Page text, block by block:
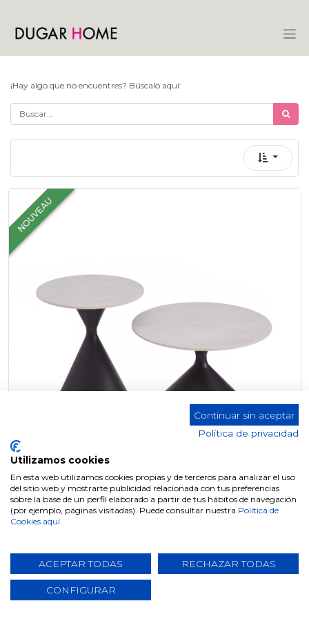
¡Hay algo que no encuentres? Búscalo aquí:
NOUVEAU
MESA AUXILIAR CT-312
NOUVEAU
Continuar sin aceptar
Política de privacidad
Utilizamos cookies
En esta web utilizamos cookies propias y de terceros para analizar el uso
del sitio web y mostrarte publicidad relacionada con tus preferencias
sobre la base de un perfil elaborado a partir de tus hábitos de navegación
(por ejemplo, páginas visitadas). Puede consultar nuestra Política de
Cookies aquí.
ACEPTAR TODAS RECHAZAR TODAS
CONFIGURAR